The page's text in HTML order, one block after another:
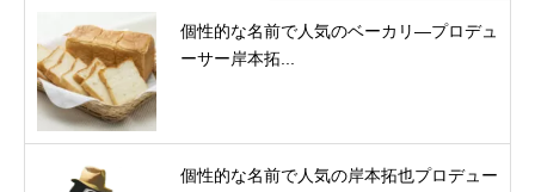
個性的な名前で人気のベーカリ―プロデュ
ーサー岸本拓...
個性的な名前で人気の岸本拓也プロデュー